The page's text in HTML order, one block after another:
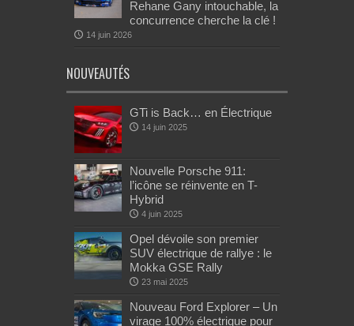
Rehane Gany intouchable, la
concurrence cherche la clé !
14 juin 2026
NOUVEAUTÉS
GTi is Back… en Électrique
14 juin 2025
Nouvelle Porsche 911:
l’icône se réinvente en T-
Hybrid
4 juin 2025
Opel dévoile son premier
SUV électrique de rallye : le
Mokka GSE Rally
23 mai 2025
Nouveau Ford Explorer – Un
virage 100% électrique pour